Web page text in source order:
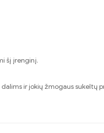
šį įrenginį.
ir jokių žmogaus sukeltų